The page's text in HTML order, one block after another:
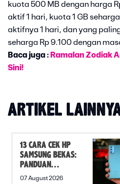
kuota 500 MB dengan harga
aktif 1 hari, kuota 1 GB
aktifnya 1 hari, dan yang
seharga Rp 9.100 dengan
Baca juga : Ramalan Zodiak
Sini!
ARTIKEL
13 CARA CEK HP
SAMSUNG BEKAS:
PANDUAN
SEBELUM
07 August 2026